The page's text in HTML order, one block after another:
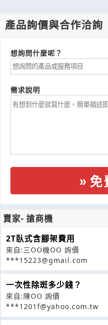
產品詢價與合作洽詢
想詢問什麼呢？
需求說明
免
賣家- 搶商機
2T臥式含腳架費用
來自:三OO機OO 詢價
***15223@gmail.com
一次性除斑多少錢？
來自:陳OO 詢價
***1201f@yahoo.com.tw